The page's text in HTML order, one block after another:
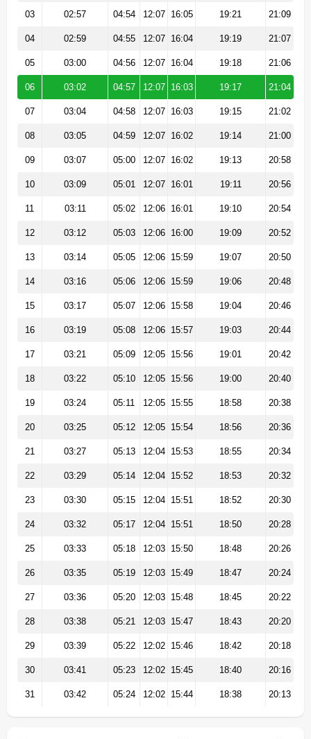
03 02:57 04:54 12:07 16:05 19:21 21:09
04 02:59 04:55 12:07 16:04 19:19 21:07
05 03:00 04:56 12:07 16:04 19:18 21:06
06 03:02 04:57 12:07 16:03 19:17 21:04
07 03:04 04:58 12:07 16:03 19:15 21:02
08 03:05 04:59 12:07 16:02 19:14 21:00
09 03:07 05:00 12:07 16:02 19:13 20:58
10 03:09 05:01 12:07 16:01 19:11 20:56
11 03:11 05:02 12:06 16:01 19:10 20:54
12 03:12 05:03 12:06 16:00 19:09 20:52
13 03:14 05:05 12:06 15:59 19:07 20:50
14 03:16 05:06 12:06 15:59 19:06 20:48
15 03:17 05:07 12:06 15:58 19:04 20:46
16 03:19 05:08 12:06 15:57 19:03 20:44
17 03:21 05:09 12:05 15:56 19:01 20:42
18 03:22 05:10 12:05 15:56 19:00 20:40
19 03:24 05:11 12:05 15:55 18:58 20:38
20 03:25 05:12 12:05 15:54 18:56 20:36
21 03:27 05:13 12:04 15:53 18:55 20:34
22 03:29 05:14 12:04 15:52 18:53 20:32
23 03:30 05:15 12:04 15:51 18:52 20:30
24 03:32 05:17 12:04 15:51 18:50 20:28
25 03:33 05:18 12:03 15:50 18:48 20:26
26 03:35 05:19 12:03 15:49 18:47 20:24
27 03:36 05:20 12:03 15:48 18:45 20:22
28 03:38 05:21 12:03 15:47 18:43 20:20
29 03:39 05:22 12:02 15:46 18:42 20:18
30 03:41 05:23 12:02 15:45 18:40 20:16
31 03:42 05:24 12:02 15:44 18:38 20:13